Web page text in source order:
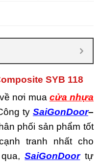
nhựa gỗ
nhựa
Địa chỉ bán cửa
của nhựa
Nơi bán cửa
,
uy tín
nhựa
SYB 118
nơi mua cửa nhựa
ty SaiGonDoor–
phối sản phẩm tốt
tranh nhất cho
qua,SaiGonDoortự